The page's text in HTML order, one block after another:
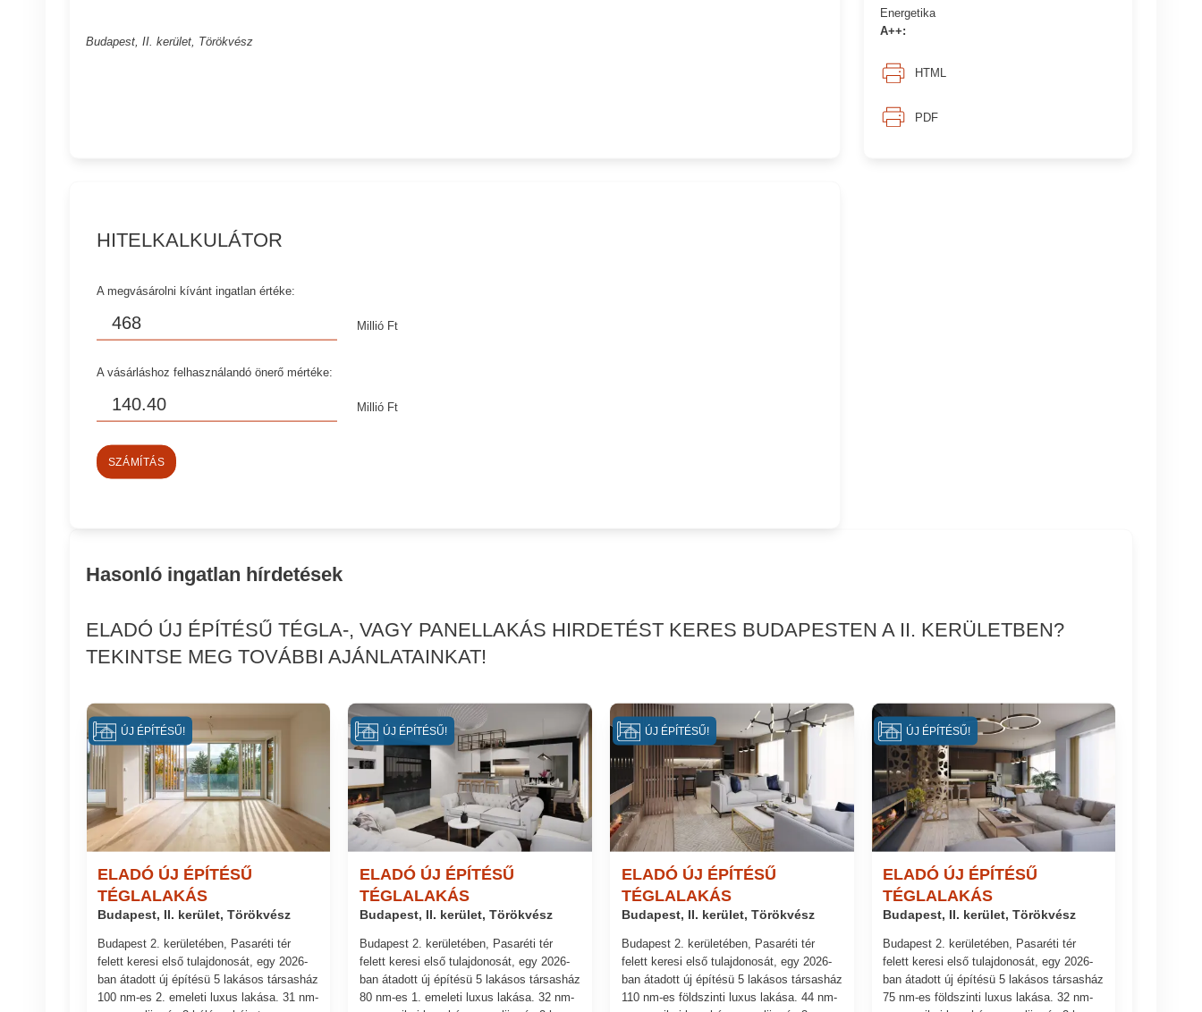
Energetika
A++:
HTML
PDF
Budapest, II. kerület, Törökvész
HITELKALKULÁTOR
A megvásárolni kívánt ingatlan értéke:
Millió Ft
A vásárláshoz felhasználandó önerő mértéke:
Millió Ft
SZÁMÍTÁS
Hasonló ingatlan hírdetések
ELADÓ ÚJ ÉPÍTÉSŰ TÉGLA-, VAGY PANELLAKÁS HIRDETÉST KERES BUDAPESTEN A II. KERÜLETBEN?
TEKINTSE MEG TOVÁBBI AJÁNLATAINKAT!
ELADÓ ÚJ ÉPÍTÉSŰ
TÉGLALAKÁS
Budapest, II. kerület, Törökvész
Budapest 2. kerületében, Pasaréti tér
felett keresi első tulajdonosát, egy 2026-
ban átadott új építésü 5 lakásos társasház
100 nm-es 2. emeleti luxus lakása. 31 nm-
ÚJ ÉPÍTÉSŰ!
ELADÓ ÚJ ÉPÍTÉSŰ
TÉGLALAKÁS
Budapest, II. kerület, Törökvész
Budapest 2. kerületében, Pasaréti tér
felett keresi első tulajdonosát, egy 2026-
ban átadott új építésü 5 lakásos társasház
80 nm-es 1. emeleti luxus lakása. 32 nm-
ÚJ ÉPÍTÉSŰ!
ELADÓ ÚJ ÉPÍTÉSŰ
TÉGLALAKÁS
Budapest, II. kerület, Törökvész
Budapest 2. kerületében, Pasaréti tér
felett keresi első tulajdonosát, egy 2026-
ban átadott új építésü 5 lakásos társasház
110 nm-es földszinti luxus lakása. 44 nm-
ÚJ ÉPÍTÉSŰ!
ELADÓ ÚJ ÉPÍTÉSŰ
TÉGLALAKÁS
Budapest, II. kerület, Törökvész
Budapest 2. kerületében, Pasaréti tér
felett keresi első tulajdonosát, egy 2026-
ban átadott új építésü 5 lakásos társasház
75 nm-es földszinti luxus lakása. 32 nm-
ÚJ ÉPÍTÉSŰ!